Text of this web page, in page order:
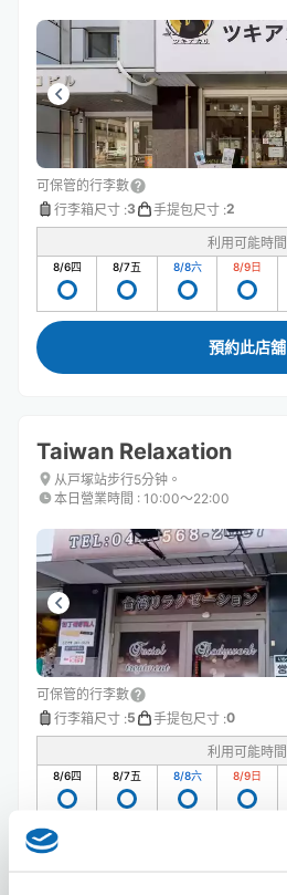
可保管的行李數
行李箱尺寸 :3 手提包尺寸 :2
利用可能時間
8/6四 8/7五 8/8六 8/9日
預約此店舖
Taiwan Relaxation
从戸塚站步行5分钟。
本日營業時間 : 10:00〜22:00
可保管的行李數
行李箱尺寸 :5 手提包尺寸 :0
利用可能時間
8/6四 8/7五 8/8六 8/9日